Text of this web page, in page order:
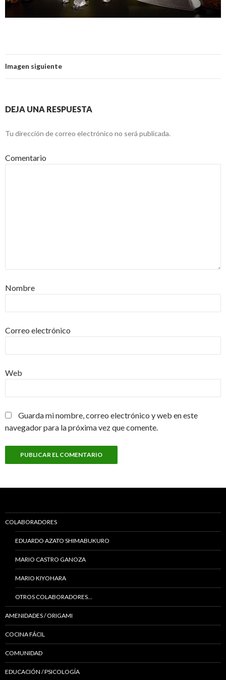
Imagen siguiente
DEJA UNA RESPUESTA
Tu dirección de correo electrónico no será publicada.
Comentario
Nombre
Correo electrónico
Web
Guarda mi nombre, correo electrónico y web en este
navegador para la próxima vez que comente.
COLABORADORES
EDUARDO AZATO SHIMABUKURO
MARIO CASTRO GANOZA
MARIO KIYOHARA
OTROS COLABORADORES…
AMENIDADES / ORIGAMI
COCINA FÁCIL
COMUNIDAD
EDUCACIÓN / PSICOLOGÍA